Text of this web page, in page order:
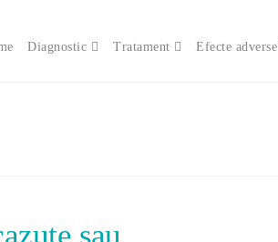
Diagnostic Tratament Efecte adverse